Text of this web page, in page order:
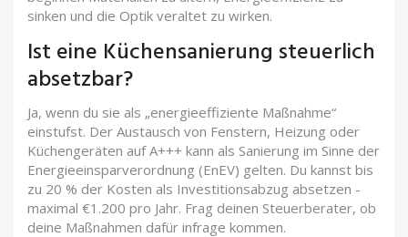
sinken und die Optik veraltet zu wirken.
Ist eine Küchensanierung steuerlich
absetzbar?
Ja, wenn du sie als „energieeffiziente Maßnahme“
einstufst. Der Austausch von Fenstern, Heizung oder
Küchengeräten auf A+++ kann als Sanierung im Sinne der
Energieeinsparverordnung (EnEV) gelten. Du kannst bis
zu 20 % der Kosten als Investitionsabzug absetzen -
maximal €1.200 pro Jahr. Frag deinen Steuerberater, ob
deine Maßnahmen dafür infrage kommen.